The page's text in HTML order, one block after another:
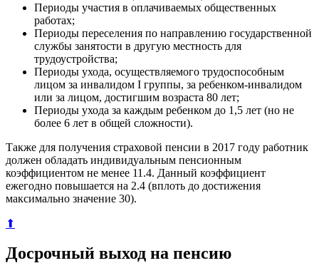
Периоды участия в оплачиваемых общественных
работах;
Периоды переселения по направлению государственной
службы занятости в другую местность для
трудоустройства;
Периоды ухода, осуществляемого трудоспособным
лицом за инвалидом I группы, за ребенком-инвалидом
или за лицом, достигшим возраста 80 лет;
Периоды ухода за каждым ребенком до 1,5 лет (но не
более 6 лет в общей сложности).
Также для получения страховой пенсии в 2017 году работник
должен обладать индивидуальным пенсионным
коэффициентом не менее 11.4. Данный коэффициент
ежегодно повышается на 2.4 (вплоть до достижения
максимально значение 30).
⬆
Досрочный выход на пенсию